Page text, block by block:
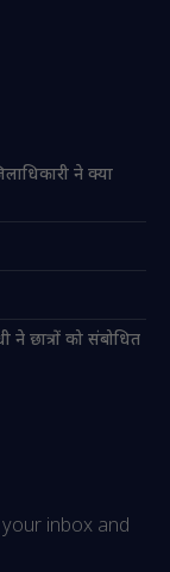
ने क्या
ने छात्रों को संबोधित
inbox and